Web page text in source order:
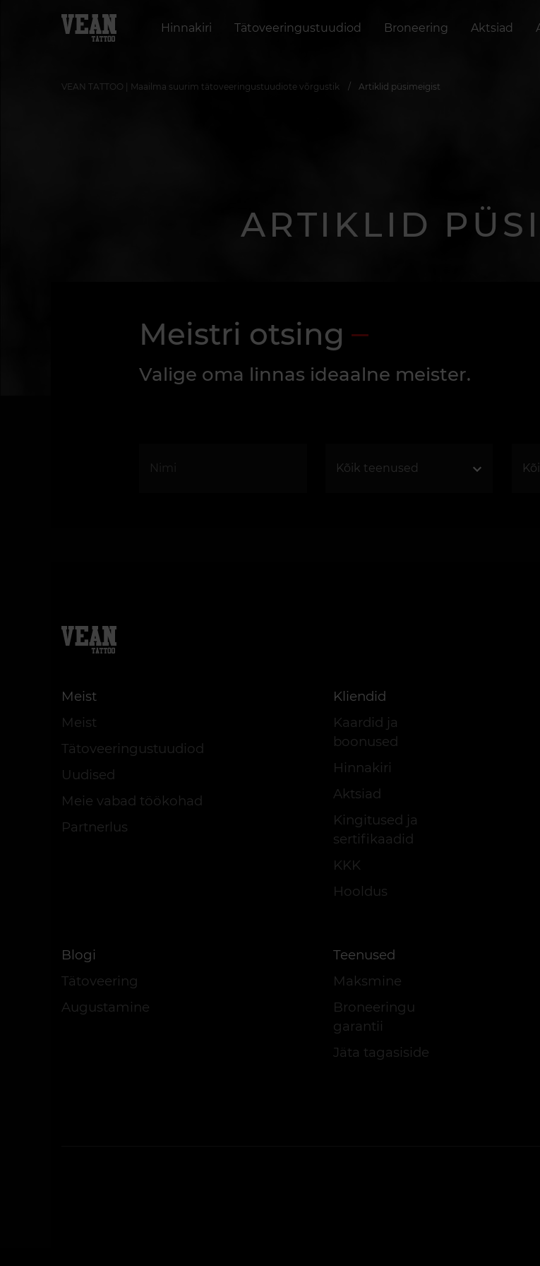
Hinnakiri Tätoveeringustuudiod Broneering Aktsiad
VEAN TATTOO | Maailma suurim tätoveeringustuudiote võrgustik Artiklid püsimeigist
ARTIKLID
Meistri otsing
Valige oma linnas ideaalne meister.
Meist
Meist
Tätoveeringustuudiod
Uudised
Meie vabad töökohad
Partnerlus
Kliendid
Kaardid ja
boonused
Hinnakiri
Aktsiad
Kingitused ja
sertifikaadid
KKK
Hooldus
Blogi
Tätoveering
Augustamine
Teenused
Maksmine
Broneeringu
garantii
Jäta tagasiside